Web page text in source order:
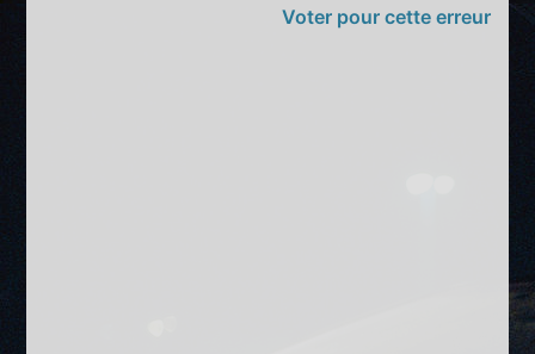
Voter pour cette erreur